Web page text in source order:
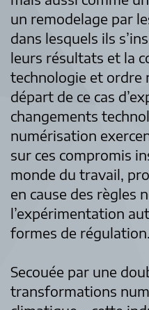
un remodelage par
dans lesquels ils
leurs résultats et la
technologie et ordre
départ de ce cas
changements
numérisation
sur ces compromis
monde du travail,
en cause des règles
l’expérimentation
formes de régulation.
Secouée par une
transformations